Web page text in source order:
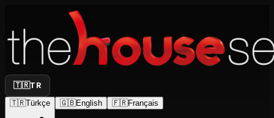
🇹🇷TR
🇹🇷Türkçe 🇬🇧English 🇫🇷Français